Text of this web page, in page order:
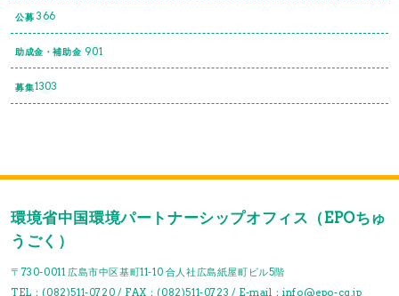
公募 366
助成金・補助金 901
募集1303
環境省中国環境パートナーシップオフィス（EPOちゅ
うごく）
〒730-0011 広島市中区基町11-10 合人社広島紙屋町ビル5階
TEL：(082)511-0720 / FAX：(082)511-0723 / E-mail：info@epo-cg.jp